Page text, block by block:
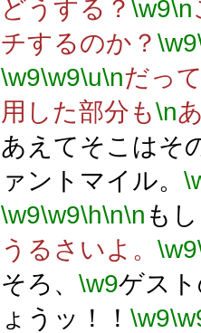
どうする？ \w9\n
チするのか？ \w9
\w9\w9\u\nだっ
用した部分も\n
あえてそこはそ
ァントマイル。
\w9\w9\h\n\n も
うるさいよ。 \w9
そろ、 \w9ゲス
ょうッ！！ \w9